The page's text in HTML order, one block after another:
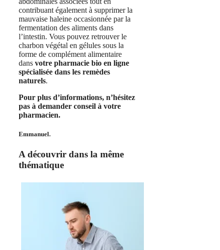
contribuant également à supprimer la
mauvaise haleine occasionnée par la
fermentation des aliments dans
l’intestin. Vous pouvez retrouver le
charbon végétal en gélules sous la
forme de complément alimentaire
dans votre pharmacie bio en ligne
spécialisée dans les remèdes
naturels.
Pour plus d’informations, n’hésitez
pas à demander conseil à votre
pharmacien.
Emmanuel.
A découvrir dans la même
thématique